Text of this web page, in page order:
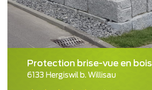
Protection brise-vue en bois
6133 Hergiswil b. Willisau